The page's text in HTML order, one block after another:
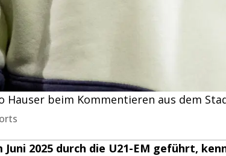
beim Kommentieren aus dem
Juni 2025 durch die U21-EM geführt,